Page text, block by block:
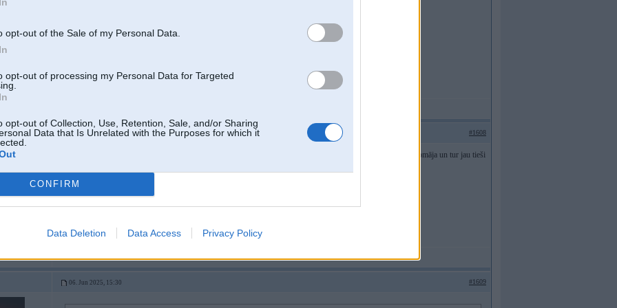
opt-out of the Sale of my Personal Data.
opt-out of processing my Personal Data for Targeted
opt-out of Collection, Use, Retention, Sale, and/or Sharing
Data that Is Unrelated with the Purposes for which it
CONFIRM
Data Deletion Data Access Privacy Policy
Tikai R6, S54B32 + 2JZ-GE
06. Jun 2025, 14:59 #1608
Izskatījās jau viss daudzmaz pareizi. Iespējams, ka nedomāja, ka tik metošs tramplīns, aizlidoja čut tālāk nekā domāja un tur jau tieši
06. Jun 2025, 15:30 #1609